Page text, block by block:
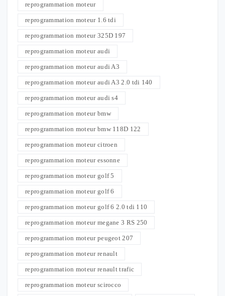
reprogrammation moteur
reprogrammation moteur 1.6 tdi
reprogrammation moteur 325D 197
reprogrammation moteur audi
reprogrammation moteur audi A3
reprogrammation moteur audi A3 2.0 tdi 140
reprogrammation moteur audi s4
reprogrammation moteur bmw
reprogrammation moteur bmw 118D 122
reprogrammation moteur citroen
reprogrammation moteur essonne
reprogrammation moteur golf 5
reprogrammation moteur golf 6
reprogrammation moteur golf 6 2.0 tdi 110
reprogrammation moteur megane 3 RS 250
reprogrammation moteur peugeot 207
reprogrammation moteur renault
reprogrammation moteur renault trafic
reprogrammation moteur scirocco